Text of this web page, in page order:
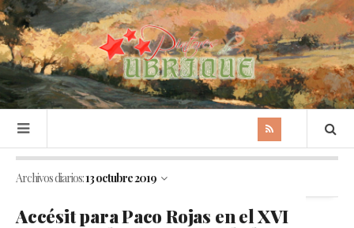
Archivos diarios:13 octubre 2019
Accésit para Paco Rojas en el XVI